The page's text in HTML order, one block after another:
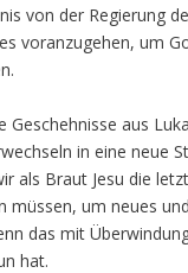
von der Regierung
voranzugehen, um
Geschehnisse aus
in eine neue
als Braut Jesu die
müssen, um neues
das mit
hat.